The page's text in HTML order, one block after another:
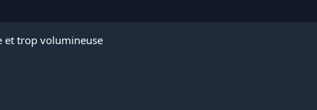
et trop volumineuse